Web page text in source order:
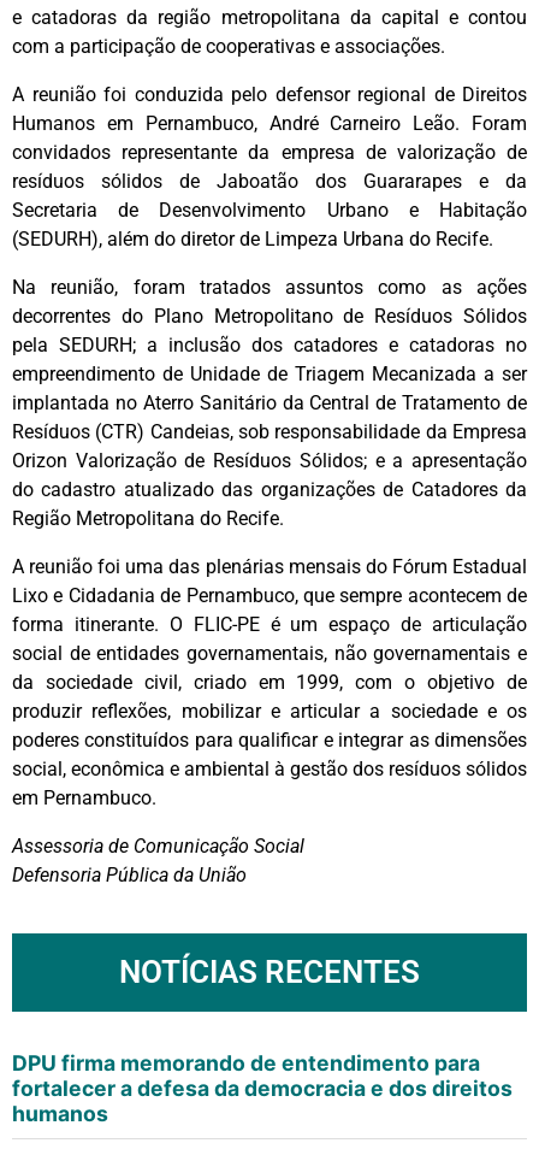
e catadoras da região metropolitana da capital e contou
com a participação de cooperativas e associações.
A reunião foi conduzida pelo defensor regional de Direitos
Humanos em Pernambuco, André Carneiro Leão. Foram
convidados representante da empresa de valorização de
resíduos sólidos de Jaboatão dos Guararapes e da
Secretaria de Desenvolvimento Urbano e Habitação
(SEDURH), além do diretor de Limpeza Urbana do Recife.
Na reunião, foram tratados assuntos como as ações
decorrentes do Plano Metropolitano de Resíduos Sólidos
pela SEDURH; a inclusão dos catadores e catadoras no
empreendimento de Unidade de Triagem Mecanizada a ser
implantada no Aterro Sanitário da Central de Tratamento de
Resíduos (CTR) Candeias, sob responsabilidade da Empresa
Orizon Valorização de Resíduos Sólidos; e a apresentação
do cadastro atualizado das organizações de Catadores da
Região Metropolitana do Recife.
A reunião foi uma das plenárias mensais do Fórum Estadual
Lixo e Cidadania de Pernambuco,que sempre acontecem de
forma itinerante. O FLIC-PE é um espaço de articulação
social de entidades governamentais, não governamentais e
da sociedade civil, criado em 1999, com o objetivo de
produzir reflexões, mobilizar e articular a sociedade e os
poderes constituídos para qualificar e integrar as dimensões
social, econômica e ambiental à gestão dos resíduos sólidos
em Pernambuco.
Assessoria de Comunicação Social
Defensoria Pública da União
NOTÍCIAS RECENTES
DPU firma memorando de entendimento para
fortalecer a defesa da democracia e dos direitos
humanos